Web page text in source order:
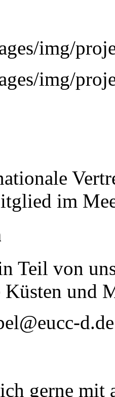
im
Teil von
und
d.de
gerne mit